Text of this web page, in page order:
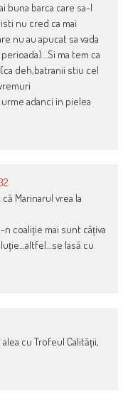
buna barca care sa-l
nu cred ca mai
nu au apucat sa vada
ma tem ca
deh,batranii stiu cel
adanci in pielea
Marinarul vrea la
coaliție mai sunt câțiva
lasă cu
cu Trofeul Calității,